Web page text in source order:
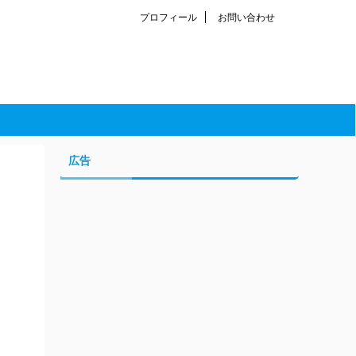
プロフィール お問い合わせ
広告